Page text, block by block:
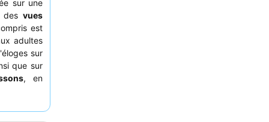
sur une
des vues
est
adultes
sur
que sur
, en